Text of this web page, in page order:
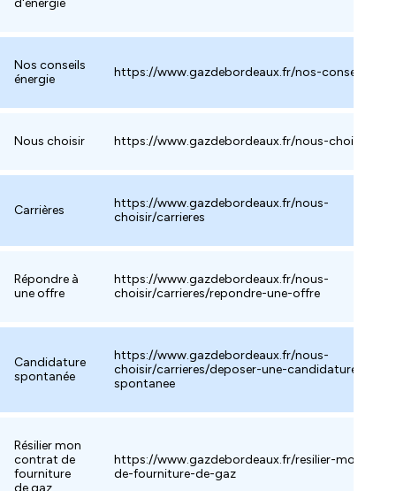
d'énergie
Nos conseils
énergie
https://www.gazdebordeaux.fr/nos-conseils-
Nous choisir https://www.gazdebordeaux.fr/nous-choisir
Carrières
https://www.gazdebordeaux.fr/nous-
choisir/carrieres
Répondre à
une offre
https://www.gazdebordeaux.fr/nous-
choisir/carrieres/repondre-une-offre
Candidature
spontanée
https://www.gazdebordeaux.fr/nous-
choisir/carrieres/deposer-une-candidature-
spontanee
Résilier mon
contrat de
fourniture
de gaz
https://www.gazdebordeaux.fr/resilier-mon-
de-fourniture-de-gaz